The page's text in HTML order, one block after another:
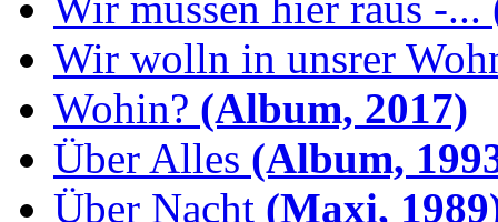
Wir wolln in unsrer
Wohin? (Album, 2017)
Über Alles (Album,
Über Nacht (Maxi,